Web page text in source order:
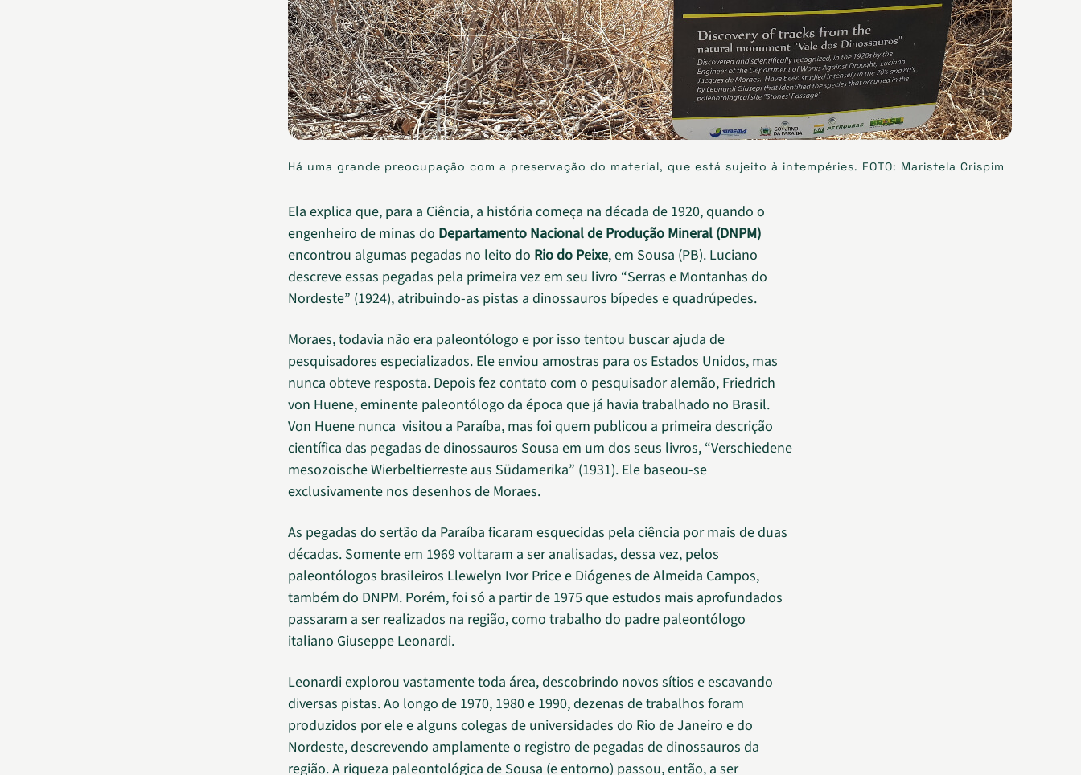
Há uma grande preocupação com a preservação do material, que está sujeito à intempéries. FOTO: Maristela Crispim
Ela explica que, para a Ciência, a história começa na década de 1920, quando o
engenheiro de minas do Departamento Nacional de Produção Mineral (DNPM)
encontrou algumas pegadas no leito do Rio do Peixe, em Sousa (PB). Luciano
descreve essas pegadas pela primeira vez em seu livro “Serras e Montanhas do
Nordeste” (1924), atribuindo-as pistas a dinossauros bípedes e quadrúpedes.
Moraes, todavia não era paleontólogo e por isso tentou buscar ajuda de
pesquisadores especializados. Ele enviou amostras para os Estados Unidos, mas
nunca obteve resposta. Depois fez contato com o pesquisador alemão, Friedrich
von Huene, eminente paleontólogo da época que já havia trabalhado no Brasil.
Von Huene nunca visitou a Paraíba, mas foi quem publicou a primeira descrição
científica das pegadas de dinossauros Sousa em um dos seus livros, “Verschiedene
mesozoische Wierbeltierreste aus Südamerika” (1931). Ele baseou-se
exclusivamente nos desenhos de Moraes.
As pegadas do sertão da Paraíba ficaram esquecidas pela ciência por mais de duas
décadas. Somente em 1969 voltaram a ser analisadas, dessa vez, pelos
paleontólogos brasileiros Llewelyn Ivor Price e Diógenes de Almeida Campos,
também do DNPM. Porém, foi só a partir de 1975 que estudos mais aprofundados
passaram a ser realizados na região, como trabalho do padre paleontólogo
italiano Giuseppe Leonardi.
Leonardi explorou vastamente toda área, descobrindo novos sítios e escavando
diversas pistas. Ao longo de 1970, 1980 e 1990, dezenas de trabalhos foram
produzidos por ele e alguns colegas de universidades do Rio de Janeiro e do
Nordeste, descrevendo amplamente o registro de pegadas de dinossauros da
região. A riqueza paleontológica de Sousa (e entorno) passou, então, a ser